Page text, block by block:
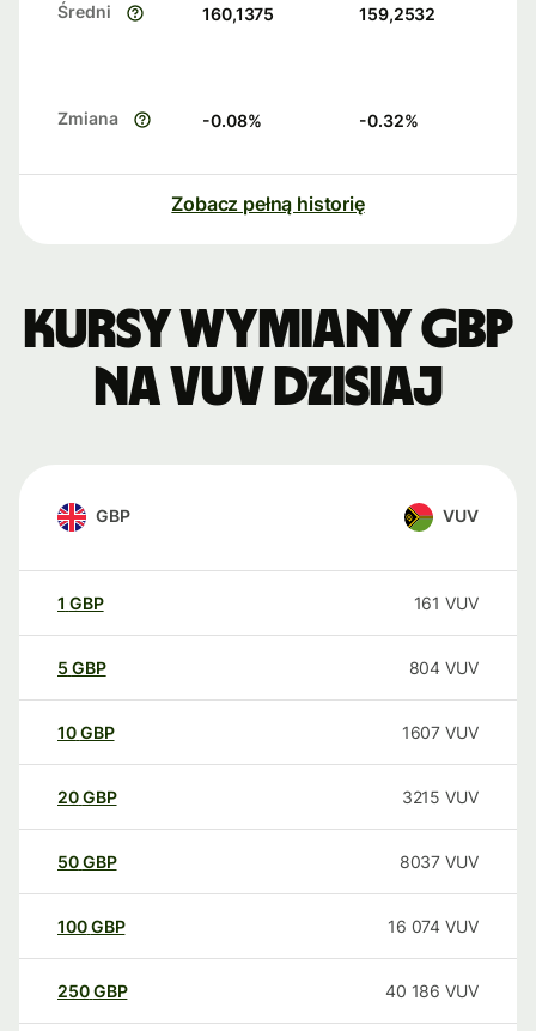
Średni 160,1375 159,2532
Zmiana -0.08% -0.32%
Zobacz pełną historię
Kursy wymiany GBP
na VUV dzisiaj
GBP VUV
1 GBP 161 VUV
5 GBP 804 VUV
10GBP 1607 VUV
20GBP 3215 VUV
50GBP 8037 VUV
100GBP 16 074 VUV
250GBP 40 186 VUV